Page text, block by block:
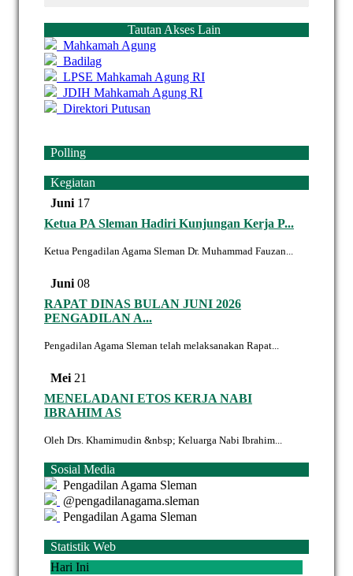
Tautan Akses Lain
Mahkamah Agung
Badilag
LPSE Mahkamah Agung RI
JDIH Mahkamah Agung RI
Direktori Putusan
Polling
Kegiatan
Juni 17
Ketua PA Sleman Hadiri Kunjungan Kerja P...
Ketua Pengadilan Agama Sleman Dr. Muhammad Fauzan...
Juni 08
RAPAT DINAS BULAN JUNI 2026
PENGADILAN A...
Pengadilan Agama Sleman telah melaksanakan Rapat...
Mei 21
MENELADANI ETOS KERJA NABI
IBRAHIM AS
Oleh Drs. Khamimudin &nbsp; Keluarga Nabi Ibrahim...
Sosial Media
Pengadilan Agama Sleman
@pengadilanagama.sleman
Pengadilan Agama Sleman
Statistik Web
Hari Ini